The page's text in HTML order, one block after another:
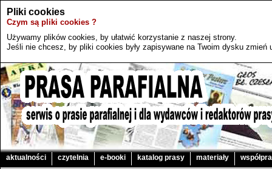
Pliki cookies
Czym są pliki cookies ?
Używamy plików cookies, by ułatwić korzystanie z naszej strony.
Jeśli nie chcesz, by pliki cookies były zapisywane na Twoim dysku zmień
aktualności czytelnia e-booki katalog prasy materiały